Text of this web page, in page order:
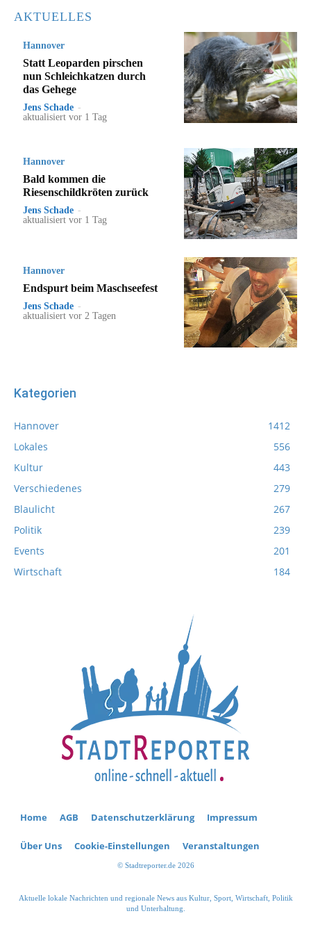
AKTUELLES
Hannover
Statt Leoparden pirschen
nun Schleichkatzen durch
das Gehege
Jens Schade -
aktualisiert vor 1 Tag
Hannover
Bald kommen die
Riesenschildkröten zurück
Jens Schade -
aktualisiert vor 1 Tag
Hannover
Endspurt beim Maschseefest
Jens Schade -
aktualisiert vor 2 Tagen
Kategorien
Hannover
1412
Lokales
556
Kultur
443
Verschiedenes
279
Blaulicht
267
Politik
239
Events
201
Wirtschaft
184
Home AGB Datenschutzerklärung Impressum
Über Uns Cookie-Einstellungen Veranstaltungen
© Stadtreporter.de 2026
Aktuelle lokale Nachrichten und regionale News aus Kultur, Sport, Wirtschaft, Politik
und Unterhaltung.